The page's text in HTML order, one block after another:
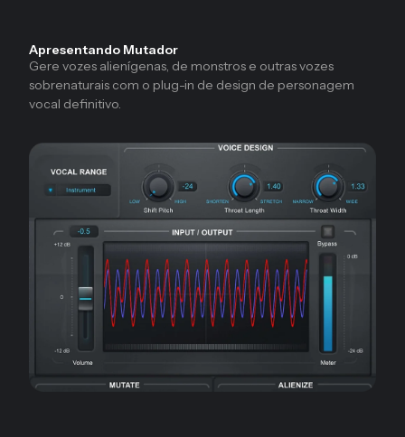
Apresentando Mutador
Gere vozes alienígenas, de monstros e outras vozes
sobrenaturais com o plug-in de design de personagem
vocal definitivo.